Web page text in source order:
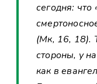
сегодня: что
(Мк, 16, 18).
стороны, у
как в